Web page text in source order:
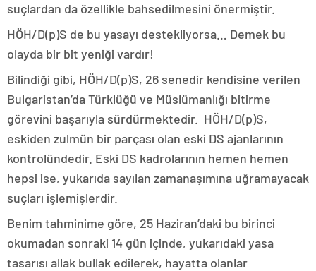
suçlardan da özellikle bahsedilmesini önermiştir.
HÖH/D(p)S de bu yasayı destekliyorsa… Demek bu
olayda bir bit yeniği vardır!
Bilindiği gibi, HÖH/D(p)S, 26 senedir kendisine verilen
Bulgaristan’da Türklüğü ve Müslümanlığı bitirme
görevini başarıyla sürdürmektedir. HÖH/D(p)S,
eskiden zulmün bir parçası olan eski DS ajanlarının
kontrolündedir. Eski DS kadrolarının hemen hemen
hepsi ise, yukarıda sayılan zamanaşımına uğramayacak
suçları işlemişlerdir.
Benim tahminime göre, 25 Haziran’daki bu birinci
okumadan sonraki 14 gün içinde, yukarıdaki yasa
tasarısı allak bullak edilerek, hayatta olanlar